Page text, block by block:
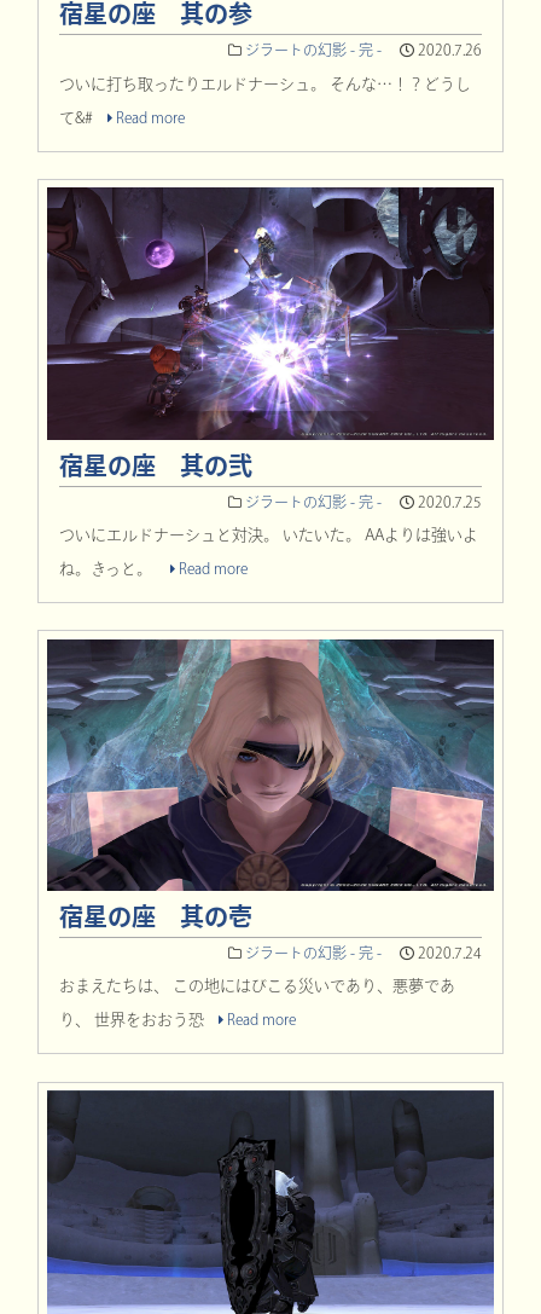
宿星の座 其の参
ジラートの幻影 - 完 - 2020.7.26
ついに打ち取ったりエルドナーシュ。 そんな…！？どうし
て&# Read more
宿星の座 其の弐
ジラートの幻影 - 完 - 2020.7.25
ついにエルドナーシュと対決。 いたいた。 AAよりは強いよ
ね。きっと。 Read more
宿星の座 其の壱
ジラートの幻影 - 完 - 2020.7.24
おまえたちは、 この地にはびこる災いであり、悪夢であ
り、 世界をおおう恐 Read more